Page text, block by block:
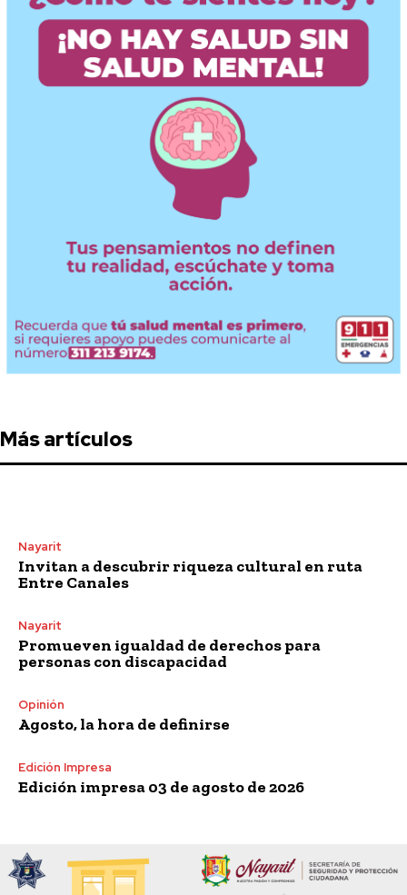
Más artículos
Nayarit
Invitan a descubrir riqueza cultural en ruta
Entre Canales
Nayarit
Promueven igualdad de derechos para
personas con discapacidad
Opinión
Agosto, la hora de definirse
Edición Impresa
Edición impresa 03 de agosto de 2026